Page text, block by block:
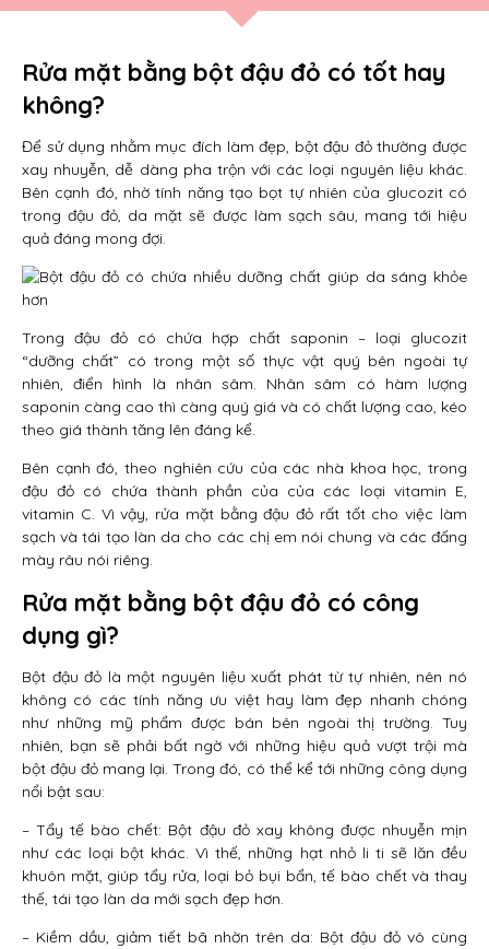
Rửa mặt bằng bột đậu đỏ có tốt hay
không?
Để sử dụng nhằm mục đích làm đẹp, bột đậu đỏ thường được
xay nhuyễn, dễ dàng pha trộn với các loại nguyên liệu khác.
Bên cạnh đó, nhờ tính năng tạo bọt tự nhiên của glucozit có
trong đậu đỏ, da mặt sẽ được làm sạch sâu, mang tới hiệu
quả đáng mong đợi.
Trong đậu đỏ có chứa hợp chất saponin – loại glucozit
“dưỡng chất” có trong một số thực vật quý bên ngoài tự
nhiên, điển hình là nhân sâm. Nhân sâm có hàm lượng
saponin càng cao thì càng quý giá và có chất lượng cao, kéo
theo giá thành tăng lên đáng kể.
Bên cạnh đó, theo nghiên cứu của các nhà khoa học, trong
đậu đỏ có chứa thành phần của của các loại vitamin E,
vitamin C. Vì vậy, rửa mặt bằng đậu đỏ rất tốt cho việc làm
sạch và tái tạo làn da cho các chị em nói chung và các đấng
mày râu nói riêng.
Rửa mặt bằng bột đậu đỏ có công
dụng gì?
Bột đậu đỏ là một nguyên liệu xuất phát từ tự nhiên, nên nó
không có các tính năng ưu việt hay làm đẹp nhanh chóng
như những mỹ phẩm được bán bên ngoài thị trường. Tuy
nhiên, bạn sẽ phải bất ngờ với những hiệu quả vượt trội mà
bột đậu đỏ mang lại. Trong đó, có thể kể tới những công dụng
nổi bật sau:
– Tẩy tế bào chết: Bột đậu đỏ xay không được nhuyễn mịn
như các loại bột khác. Vì thế, những hạt nhỏ li ti sẽ lăn đều
khuôn mặt, giúp tẩy rửa, loại bỏ bụi bẩn, tế bào chết và thay
thế, tái tạo làn da mới sạch đẹp hơn.
– Kiềm dầu, giảm tiết bã nhờn trên da: Bột đậu đỏ vô cùng